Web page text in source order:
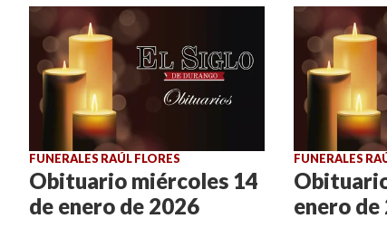
FUNERALES RAÚL FLORES
Obituario miércoles 14
de enero de 2026
FUNERALES
enero de